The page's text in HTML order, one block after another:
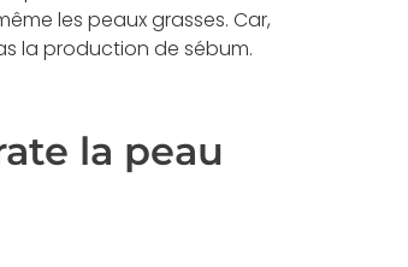
les peaux grasses. Car,
la production de sébum.
la peau